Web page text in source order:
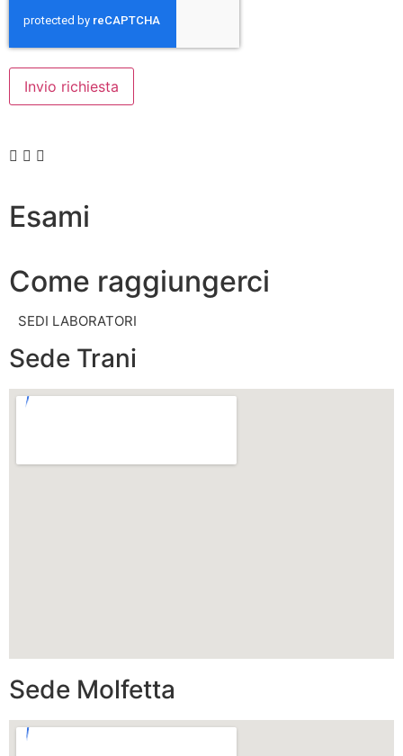
Invio richiesta
Esami
Come raggiungerci
SEDI LABORATORI
Sede Trani
Sede Molfetta